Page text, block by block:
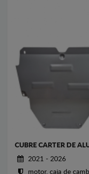
CUBRE CARTER DE
2021 - 2026
motor, caja de